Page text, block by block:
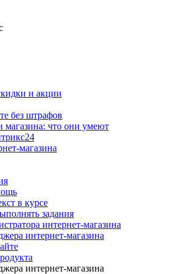
и акции
без штрафов
магазина: что они умеют
магазина
в курсе
задания
интернет-магазина
интернет-магазина
интернет-магазина